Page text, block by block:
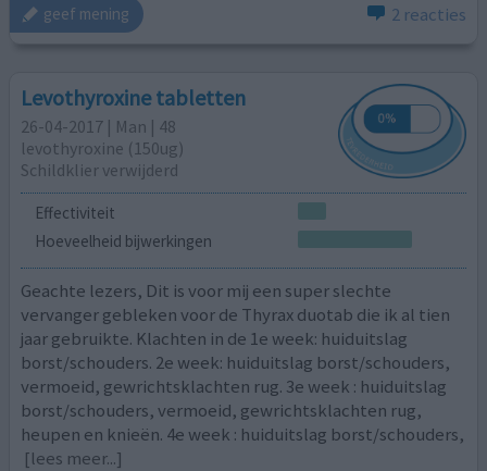
geef mening 2 reacties
Levothyroxine tabletten
26-04-2017 | Man | 48
levothyroxine (150ug)
Schildklier verwijderd
Effectiviteit
Hoeveelheid bijwerkingen
Geachte lezers, Dit is voor mij een super slechte
vervanger gebleken voor de Thyrax duotab die ik al tien
jaar gebruikte. Klachten in de 1e week: huiduitslag
borst/schouders. 2e week: huiduitslag borst/schouders,
vermoeid, gewrichtsklachten rug. 3e week : huiduitslag
borst/schouders, vermoeid, gewrichtsklachten rug,
heupen en knieën. 4e week : huiduitslag borst/schouders,
[lees meer...]